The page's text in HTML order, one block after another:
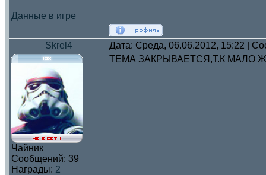
Данные в игре
Skrel4 Дата: Среда, 06.06.2012, 15:22 |
Чайник
Сообщений: 39
Награды: 2
ТЕМА ЗАКРЫВАЕТСЯ,Т.К МАЛО